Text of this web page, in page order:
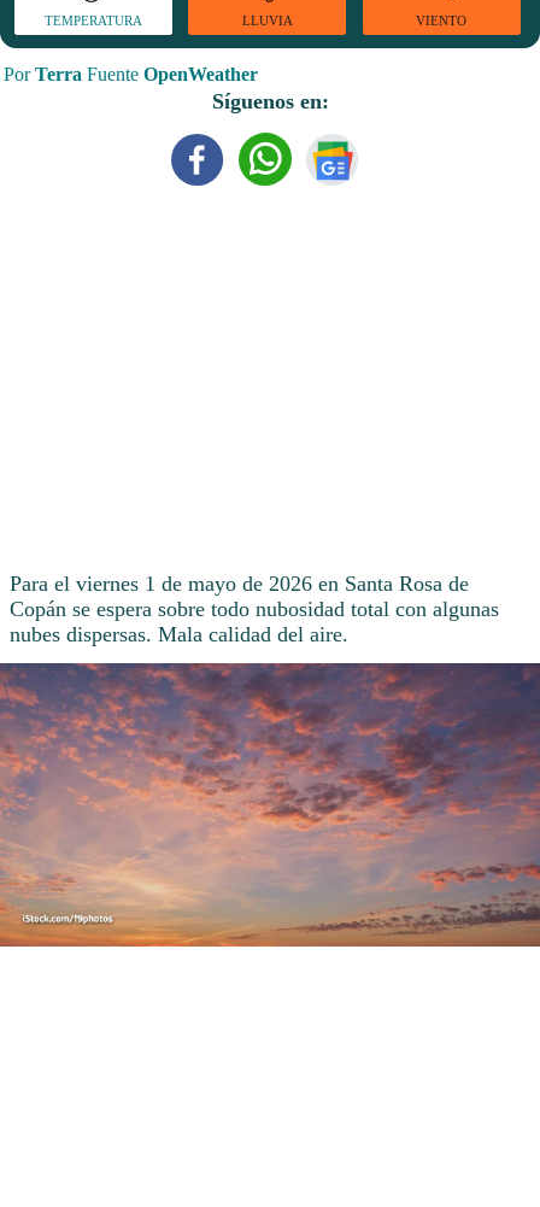
TEMPERATURA LLUVIA VIENTO
PorTerra Fuente OpenWeather
Síguenos en:
Para el viernes 1 de mayo de 2026 en Santa Rosa de
Copán se espera sobre todo nubosidad total con algunas
nubes dispersas. Mala calidad del aire.